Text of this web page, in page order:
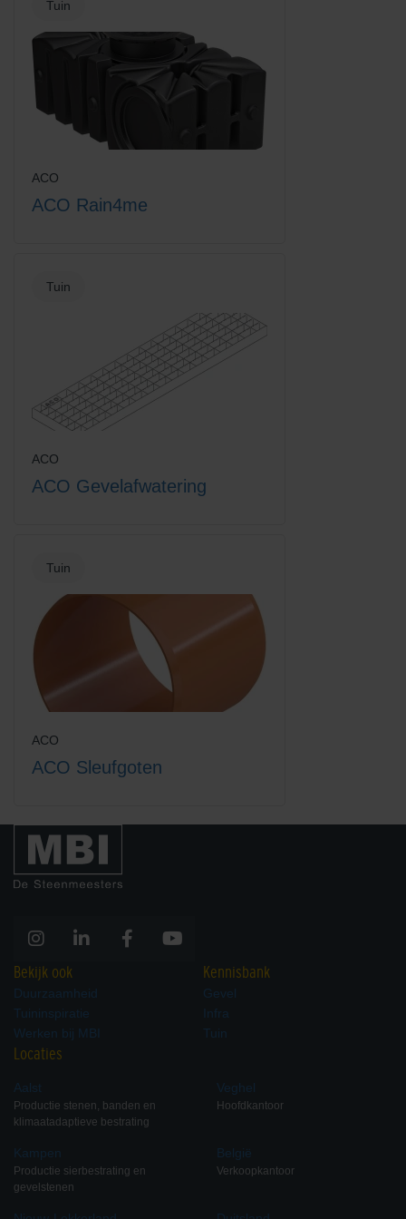
Euroline losse emmer voor
vuilvanger
Euroline vuilvanger + emmer
Hexadrain garagepack +
Hexaline 2.0 goot + kunststof
Hexaline 2.0 goot + verzinkt
staal sleufrooster
Hexaline 2.0 goot zonder
Hexaline eindplaten set
Tuin
ACO
ACO Rain4me
Tuin
ACO
ACO Gevelafwatering
Tuin
ACO
ACO Sleufgoten
Bekijk ook
Duurzaamheid
Tuininspiratie
Werken bij MBI
Kennisbank
Gevel
Infra
Tuin
Locaties
Aalst
Productie stenen, banden en
klimaatadaptieve bestrating
Kampen
Productie sierbestrating en
gevelstenen
Veghel
Hoofdkantoor
België
Verkoopkantoor